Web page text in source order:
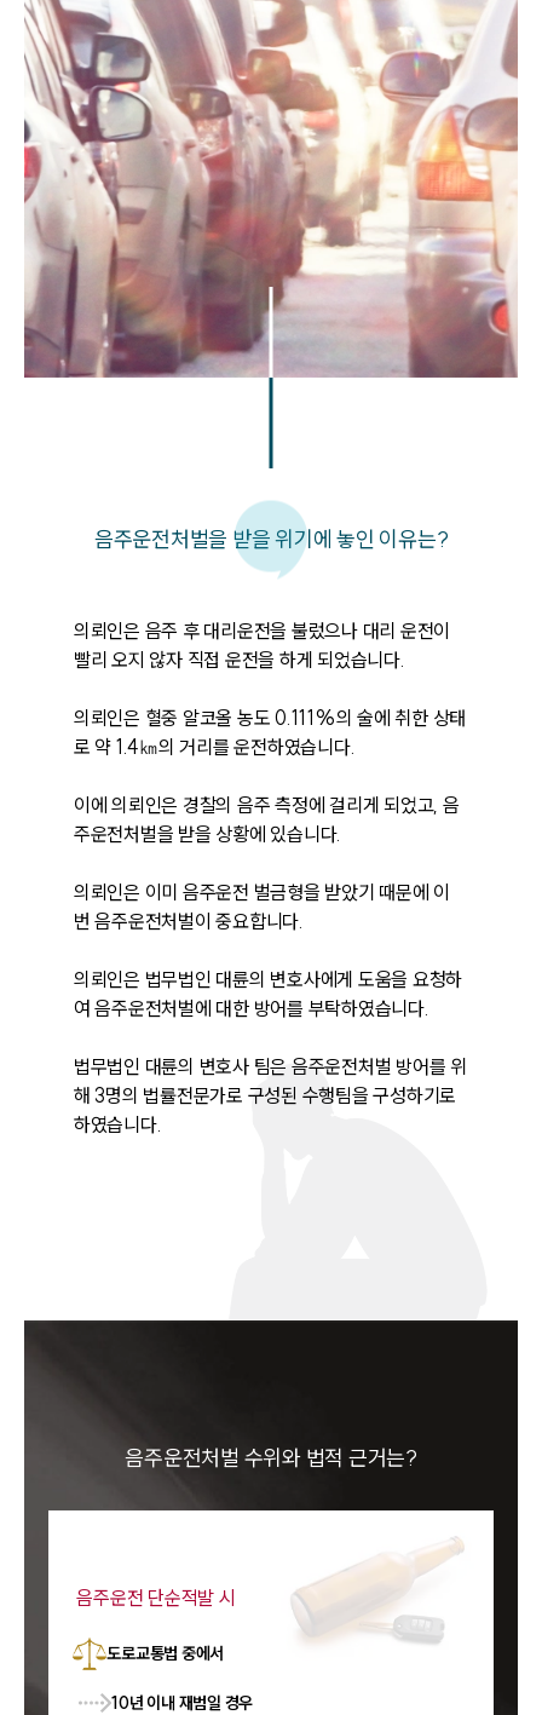
음주운전처벌을 받을 위기에 놓인 이유는?
의뢰인은 음주 후 대리운전을 불렀으나 대리 운전이
빨리 오지 않자 직접 운전을 하게 되었습니다.
의뢰인은 혈중 알코올 농도 0.111%의 술에 취한 상태
로 약 1.4㎞의 거리를 운전하였습니다.
이에 의뢰인은 경찰의 음주 측정에 걸리게 되었고, 음
주운전처벌을 받을 상황에 있습니다.
의뢰인은 이미 음주운전 벌금형을 받았기 때문에 이
번 음주운전처벌이 중요합니다.
의뢰인은 법무법인 대륜의 변호사에게 도움을 요청하
여 음주운전처벌에 대한 방어를 부탁하였습니다.
법무법인 대륜의 변호사 팀은 음주운전처벌 방어를 위
해 3명의 법률전문가로 구성된 수행팀을 구성하기로
음주운전처벌 수위와 법적 근거는?
음주운전 단순적발 시
도로교통법 중에서
10년 이내 재범일 경우